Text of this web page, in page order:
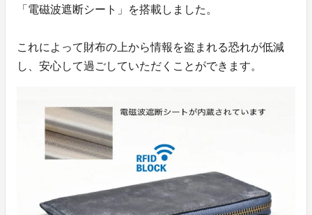
「電磁波遮断シート」を搭載しました。
これによって財布の上から情報を盗まれる恐れが低減
し、安心して過ごしていただくことができます。